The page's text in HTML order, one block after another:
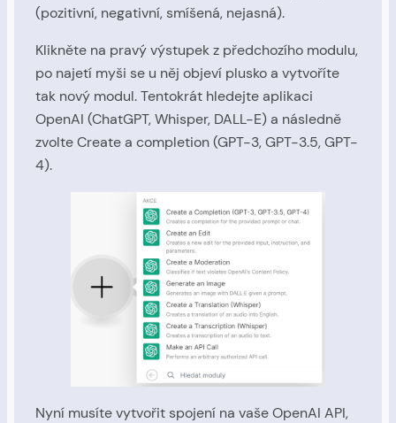
(pozitivní, negativní, smíšená, nejasná).
Klikněte na pravý výstupek z předchozího modulu,
po najetí myši se u něj objeví plusko a vytvoříte
tak nový modul. Tentokrát hledejte aplikaci
OpenAI (ChatGPT, Whisper, DALL-E) a následně
zvolte Create a completion (GPT-3, GPT-3.5, GPT-
4).
Nyní musíte vytvořit spojení na vaše OpenAI API,